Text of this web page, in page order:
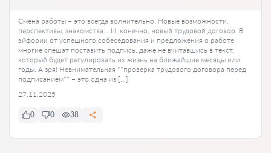
Смена работы – это всегда волнительно. Новые возможности,
перспективы, знакомства… И, конечно, новый трудовой договор. В
эйфории от успешного собеседования и предложения о работе
многие спешат поставить подпись, даже не вчитавшись в текст,
который будет регулировать их жизнь на ближайшие месяцы или
годы. А зря! Невнимательная **проверка трудового договора перед
подписанием** – это одна из […]
27.11.2025
0 0 38